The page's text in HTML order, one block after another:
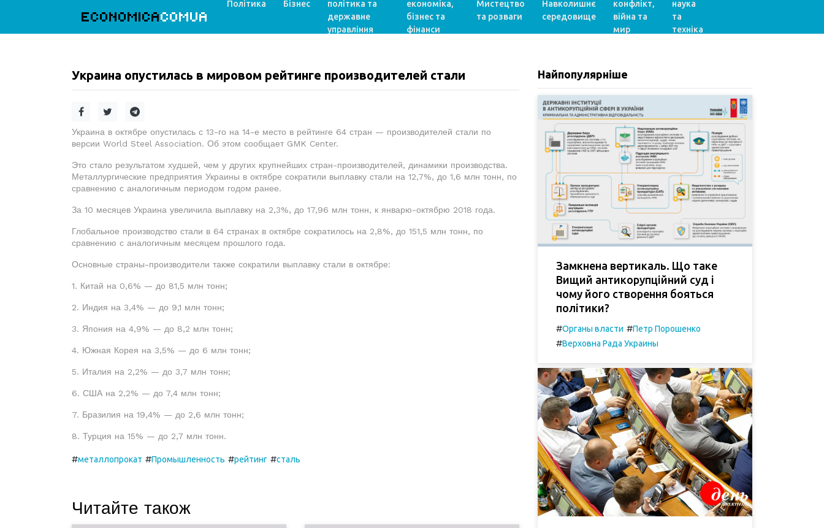
ECONOMICACOMUA
Політика Бізнес
політика та
державне
управління
економіка,
бізнес та
фінанси
Мистецтво
та розваги
Навколишнє
середовище
конфлікт,
війна та
мир
наука
та
техніка
Украина опустилась в мировом рейтинге производителей стали
Украина в октябре опустилась с 13-го на 14-е место в рейтинге 64 стран — производителей стали по
версии World Steel Association. Об этом сообщает GMK Center.
Это стало результатом худшей, чем у других крупнейших стран-производителей, динамики производства.
Металлургические предприятия Украины в октябре сократили выплавку стали на 12,7%, до 1,6 млн тонн, по
сравнению с аналогичным периодом годом ранее.
За 10 месяцев Украина увеличила выплавку на 2,3%, до 17,96 млн тонн, к январю-октябрю 2018 года.
Глобальное производство стали в 64 странах в октябре сократилось на 2,8%, до 151,5 млн тонн, по
сравнению с аналогичным месяцем прошлого года.
Основные страны-производители также сократили выплавку стали в октябре:
1. Китай на 0,6% — до 81,5 млн тонн;
2. Индия на 3,4% — до 9,1 млн тонн;
3. Япония на 4,9% — до 8,2 млн тонн;
4. Южная Корея на 3,5% — до 6 млн тонн;
5. Италия на 2,2% — до 3,7 млн тонн;
6. США на 2,2% — до 7,4 млн тонн;
7. Бразилия на 19,4% — до 2,6 млн тонн;
8. Турция на 15% — до 2,7 млн тонн.
#металлопрокат #Промышленность #рейтинг #сталь
Читайте також
Найпопулярніше
Замкнена вертикаль. Що таке
Вищий антикорупційний суд і
чому його створення бояться
політики?
#Органы власти #Петр Порошенко
#Верховна Рада Украины